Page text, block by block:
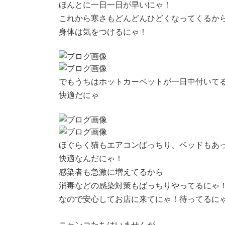
日
時
:
ほんとに一日一日が早いにゃ！
これから寒さもどんどんひどくなってくるか
身体は気をつけるにゃ！
でもうちはホットカーペットが一日中付いて
快適だにゃ
ほぐらく猫もエアコンばっちり、ベッドもあ
快適なんだにゃ！
感染者も急激に増えてるから
消毒などの感染対策もばっちりやってるにゃ！
なので安心してお店に来てにゃ！待ってるに